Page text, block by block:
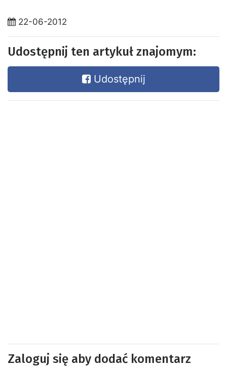
22-06-2012
Udostępnij ten artykuł znajomym:
Udostępnij
Zaloguj się aby dodać komentarz